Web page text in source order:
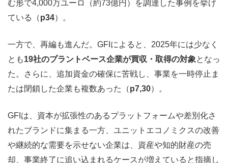
む形で4,000万ユーロ（約73億円）を調達した事例を挙げ
ている（p34）。
一方で、再編も進んだ。GFIによると、2025年には少なく
とも19社のプラントベース企業が買収・取得の対象となっ
た。さらに、追加資金の確保に苦戦し、事業を一時停止ま
たは閉鎖した企業も複数あった（p7,30）。
GFIは、資本が拡張性のあるプラットフォームや差別化さ
れたブランドに集まる一方、ユニットエコノミクスの改善
や継続的な需要を示せない企業は、資産や知的財産の売
却、事業終了に追い込まれるケースが増えていると指摘し